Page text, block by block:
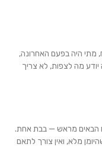
היה בפעם האחרונה,
מה לצפות, לא צריך
הבאים מראש — בבת אחת.
מלא, ואין צורך לתאם